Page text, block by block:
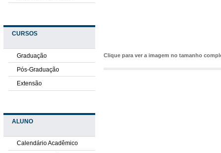
CURSOS
Graduação
Pós-Graduação
Extensão
ALUNO
Calendário Acadêmico
Clique para ver a imagem no tamanho